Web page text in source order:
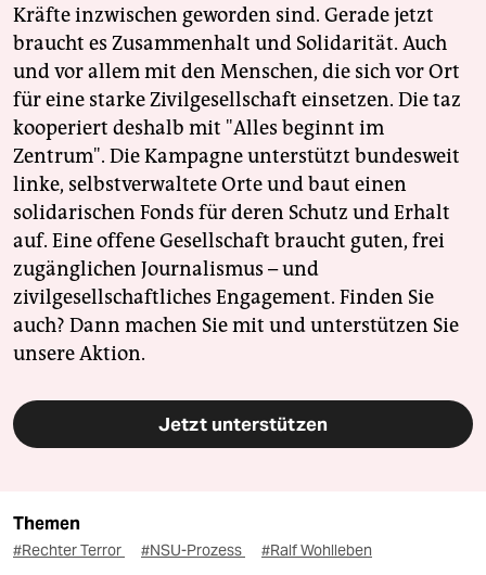
Kräfte inzwischen geworden sind. Gerade jetzt
braucht es Zusammenhalt und Solidarität. Auch
und vor allem mit den Menschen, die sich vor Ort
für eine starke Zivilgesellschaft einsetzen. Die taz
kooperiert deshalb mit "Alles beginnt im
Zentrum". Die Kampagne unterstützt bundesweit
linke, selbstverwaltete Orte und baut einen
solidarischen Fonds für deren Schutz und Erhalt
auf. Eine offene Gesellschaft braucht guten, frei
zugänglichen Journalismus – und
zivilgesellschaftliches Engagement. Finden Sie
auch? Dann machen Sie mit und unterstützen Sie
unsere Aktion.
Jetzt unterstützen
Themen
#Rechter Terror #NSU-Prozess #Ralf Wohlleben